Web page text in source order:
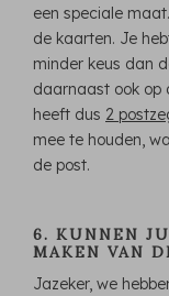
een speciale
de kaarten. Je
minder keus dan
daarnaast ook op
heeft dus 2
mee te houden,
de post.
6. KUNNEN
MAKEN VAN
Jazeker, we